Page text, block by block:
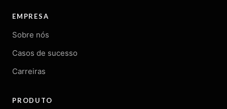
EMPRESA
Sobre nós
Casos de sucesso
Carreiras
PRODUTO